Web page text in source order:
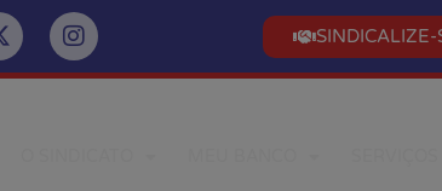
SINDICALIZE-